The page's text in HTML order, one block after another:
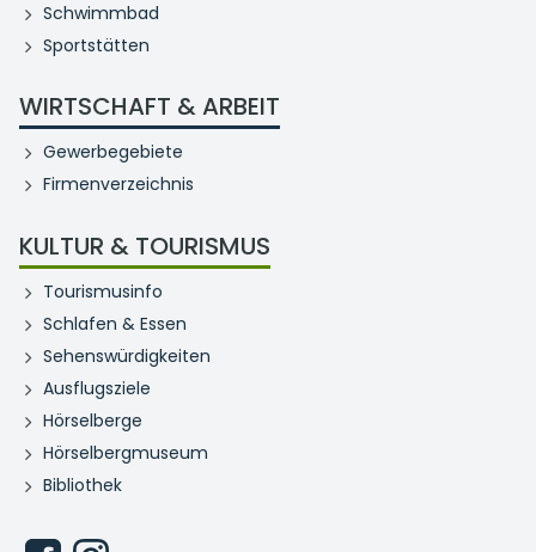
Schwimmbad
Sportstätten
WIRTSCHAFT & ARBEIT
Gewerbegebiete
Firmenverzeichnis
KULTUR & TOURISMUS
Tourismusinfo
Schlafen & Essen
Sehenswürdigkeiten
Ausflugsziele
Hörselberge
Hörselbergmuseum
Bibliothek